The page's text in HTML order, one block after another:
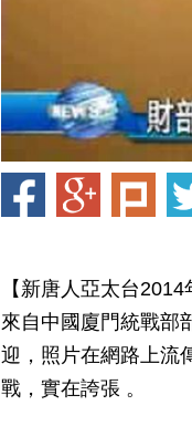
【新唐人亞太台
來自中國廈門統戰部
迎，照片在網路上流
戰，實在誇張 。